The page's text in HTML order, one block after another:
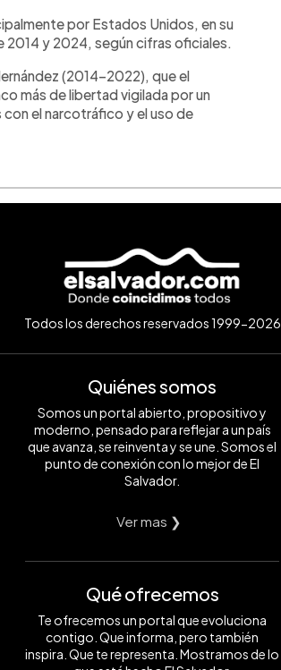
por Estados Unidos, en su
y 2024, según cifras oficiales.
(2014-2022), que el
más de libertad vigilada por un
el narcotráfico y el uso de
Todos los derechos reservados 1999-2026
Quiénes somos
Somos un portal abierto, propositivo y
moderno, pensado para reflejar a un país
que avanza, se reinventa y se une. Somos el
punto de conexión con lo mejor de El
Salvador.
Ver mas ❯
Qué ofrecemos
Te ofrecemos un portal que evoluciona
contigo. Que informa, pero también
inspira. Que te representa. Mostramos de lo